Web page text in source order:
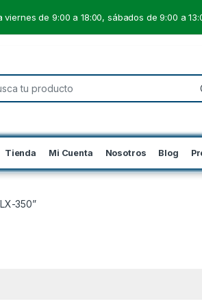
viernes de 9:00 a 18:00, sábados de 9:00 a
for:
Tienda Mi Cuenta Nosotros Blog
350”